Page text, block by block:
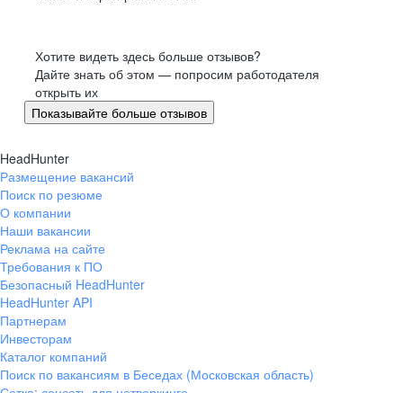
Хотите видеть здесь больше отзывов?
Дайте знать об этом — попросим работодателя
открыть их
Показывайте больше отзывов
HeadHunter
Размещение вакансий
Поиск по резюме
О компании
Наши вакансии
Реклама на сайте
Требования к ПО
Безопасный HeadHunter
HeadHunter API
Партнерам
Инвесторам
Каталог компаний
Поиск по вакансиям в Беседах (Московская область)